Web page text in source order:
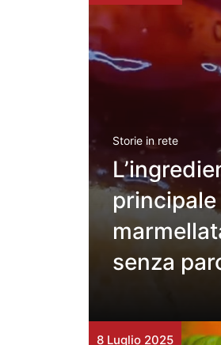
Storie in rete
senza
8 Luglio 2025